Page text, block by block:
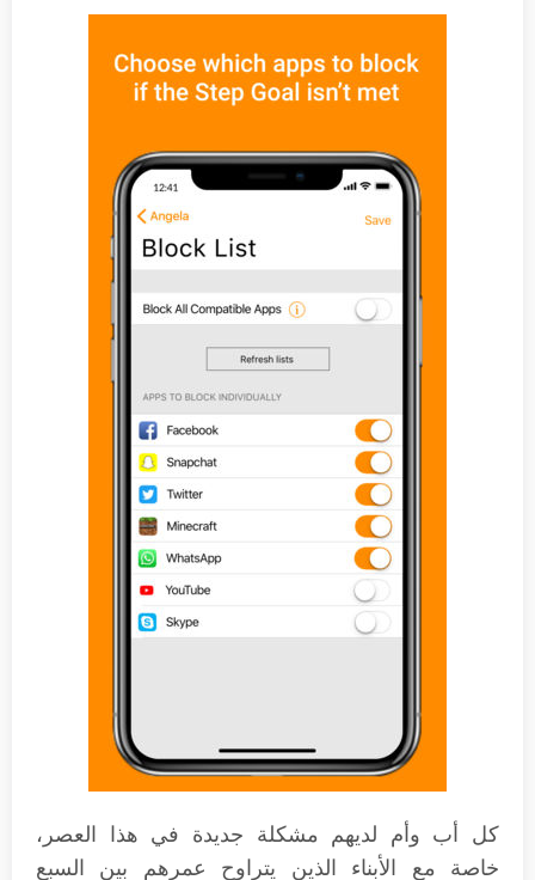
كل أب وأم لديهم مشكلة جديدة في هذا العصر،
خاصة مع الأبناء الذين يتراوح عمرهم بين السبع